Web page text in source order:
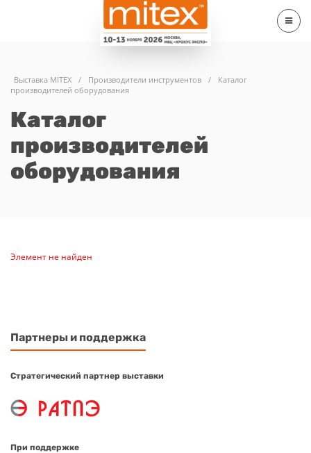
Выставка MITEX / Производители инструментов /
Каталог
производителей оборудования
Каталог
производителей
оборудования
Элемент не найден
Партнеры и поддержка
Стратегический партнер выставки
При поддержке